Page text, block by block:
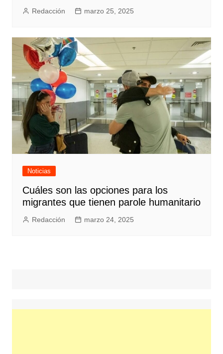
Redacción marzo 25, 2025
Noticias
Cuáles son las opciones para los
migrantes que tienen parole humanitario
Redacción marzo 24, 2025